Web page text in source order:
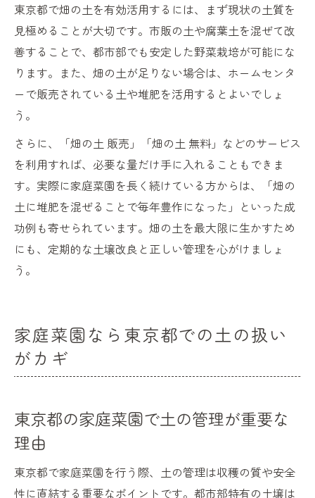
東京都で畑の土を有効活用するには、まず現状の土質を
見極めることが大切です。市販の土や腐葉土を混ぜて改
善することで、都市部でも安定した野菜栽培が可能にな
ります。また、畑の土が足りない場合は、ホームセンタ
ーで販売されている土や堆肥を活用するとよいでしょ
う。
さらに、「畑の土 販売」「畑の土 無料」などのサービス
を利用すれば、必要な量だけ手に入れることもできま
す。実際に家庭菜園を長く続けている方からは、「畑の
土に堆肥を混ぜることで毎年豊作になった」といった成
功例も寄せられています。畑の土を最大限に生かすため
にも、定期的な土壌改良と正しい管理を心がけましょ
う。
家庭菜園なら東京都での土の扱い
がカギ
東京都の家庭菜園で土の管理が重要な
理由
東京都で家庭菜園を行う際、土の管理は収穫の質や安全
性に直結する重要なポイントです。都市部特有の土壌は